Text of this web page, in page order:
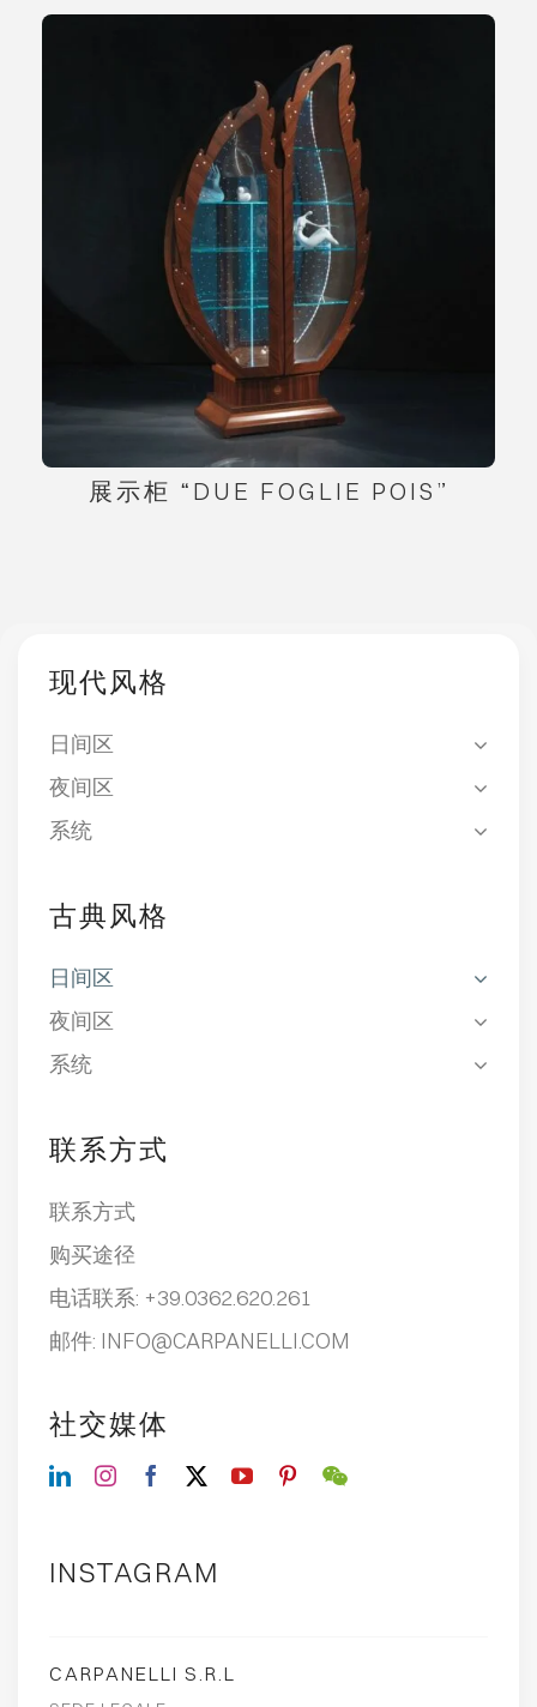
展示柜 “DUE FOGLIE POIS”
现代风格
日间区
夜间区
系统
古典风格
日间区
夜间区
系统
联系方式
联系方式
购买途径
电话联系: +39.0362.620.261
邮件: INFO@CARPANELLI.COM
社交媒体
INSTAGRAM
CARPANELLI S.R.L